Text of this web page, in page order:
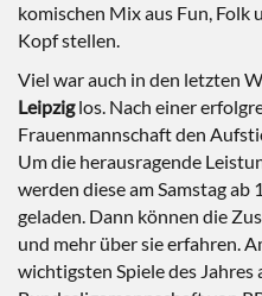
komischen Mix aus Fun, Folk
Kopf stellen.
Viel war auch in den letzten
Leipziglos. Nach einer
Frauenmannschaft den
Um die herausragende
werden diese am Samstag
geladen. Dann können die
und mehr über sie erfahren.
wichtigsten Spiele des Jahres